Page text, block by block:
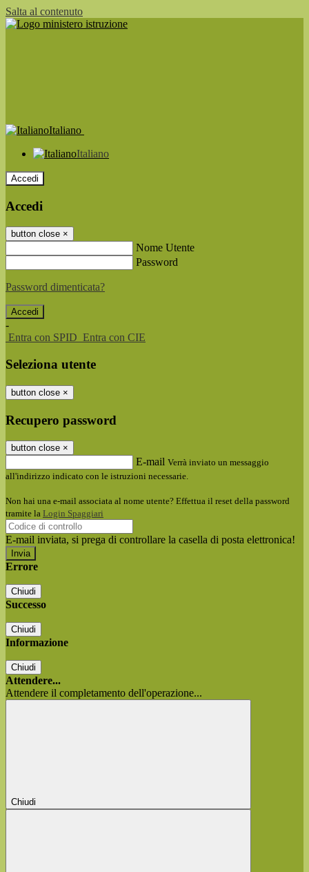
Salta al contenuto
Italiano
Italiano
Accedi
Accedi
button close ×
Nome Utente
Password
Password dimenticata?
-
Entra con SPID Entra con CIE
Seleziona utente
button close ×
Recupero password
button close ×
E-mail Verrà inviato un messaggio
all'indirizzo indicato con le istruzioni necessarie.
Non hai una e-mail associata al nome utente? Effettua il reset della password
tramite la Login Spaggiari
E-mail inviata, si prega di controllare la casella di posta elettronica!
Errore
Chiudi
Successo
Chiudi
Informazione
Chiudi
Attendere...
Attendere il completamento dell'operazione...
Chiudi